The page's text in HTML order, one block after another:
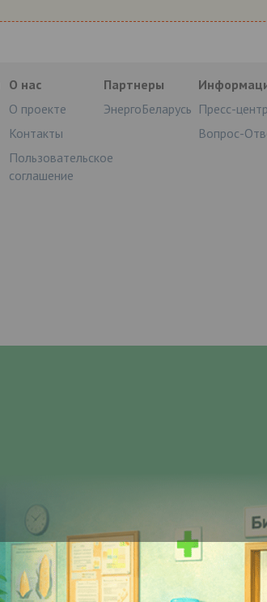
О нас
О проекте
Контакты
Пользовательское
соглашение
Партнеры
ЭнергоБеларусь Пресс-центр
Вопрос-